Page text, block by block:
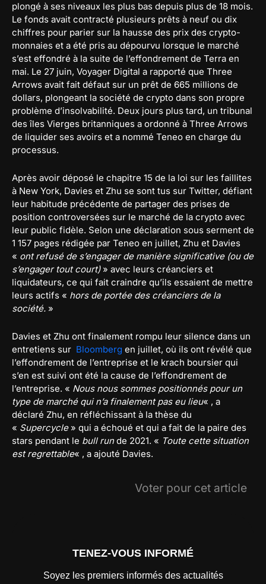
plongé à ses niveaux les plus bas depuis plus de 18 mois.
Le fonds avait contracté plusieurs prêts à neuf ou dix
chiffres pour parier sur la hausse des prix des crypto-
monnaies et a été pris au dépourvu lorsque le marché
s’est effondré à la suite de l’effondrement de Terra en
mai. Le 27 juin, Voyager Digital a rapporté que Three
Arrows avait fait défaut sur un prêt de 665 millions de
dollars, plongeant la société de crypto dans son propre
problème d’insolvabilité. Deux jours plus tard, un tribunal
des îles Vierges britanniques a ordonné à Three Arrows
de liquider ses avoirs et a nommé Teneo en charge du
processus.
Après avoir déposé le chapitre 15 de la loi sur les faillites
à New York, Davies et Zhu se sont tus sur Twitter, défiant
leur habitude précédente de partager des prises de
position controversées sur le marché de la crypto avec
leur public fidèle. Selon une déclaration sous serment de
1 157 pages rédigée par Teneo en juillet, Zhu et Davies
« ont refusé de s’engager de manière significative (ou de
s’engager tout court)» avec leurs créanciers et
liquidateurs, ce qui fait craindre qu’ils essaient de mettre
leurs actifs « hors de portée des créanciers de la
société. »
Davies et Zhu ont finalement rompu leur silence dans un
entretiens sur Bloomberg en juillet, où ils ont révélé que
l’effondrement de l’entreprise et le krach boursier qui
s’en est suivi ont été la cause de l’effondrement de
l’entreprise. « Nous nous sommes positionnés pour un
type de marché qui n’a finalement pas eu lieu« , a
déclaré Zhu, en réfléchissant à la thèse du
« Supercycle» qui a échoué et qui a fait de la paire des
stars pendant le bull runde 2021. « Toute cette situation
est regrettable« , a ajouté Davies.
Voter pour cet article
TENEZ-VOUS INFORMÉ
Soyez les premiers informés des actualités